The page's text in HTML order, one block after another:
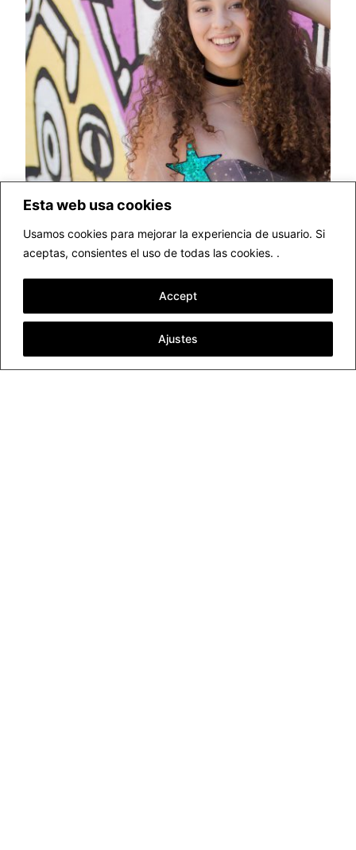
Esta web usa cookies
Usamos cookies para mejorar la experiencia de usuario. Si
aceptas, consientes el uso de todas las cookies. .
Ajustes
Accept
Fotografía e
influencers. ¿Cómo
deben ser mis